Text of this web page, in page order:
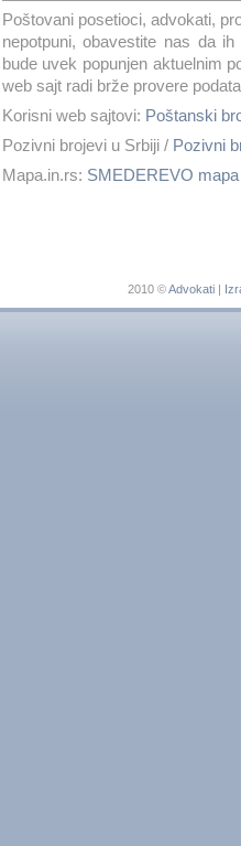
Poštovani posetioci, advokati,
nepotpuni, obavestite nas da
bude uvek popunjen aktuelnim
web sajt radi brže provere
Korisni web sajtovi: Poštanski
Pozivni brojevi u Srbiji / Pozivni
Mapa.in.rs: SMEDEREVO mapa
2010 ©Advokati